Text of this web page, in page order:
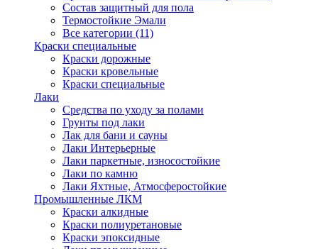
Состав защитный для пола
Термостойкие Эмали
Все категории (11)
Краски специальные
Краски дорожные
Краски кровельные
Краски специальные
Лаки
Cредства по уходу за полами
Грунты под лаки
Лак для бани и сауны
Лаки Интерьерные
Лаки паркетные, износостойкие
Лаки по камню
Лаки Яхтные, Атмосферостойкие
Промышленные ЛКМ
Краски алкидные
Краски полиуретановые
Краски эпоксидные